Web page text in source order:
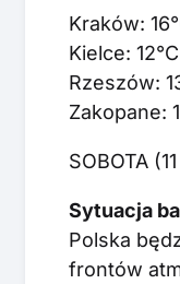
Kraków:
Kielce: 12°C
Rzeszów:
Zakopane:
SOBOTA
Sytuacja
Polska
frontów